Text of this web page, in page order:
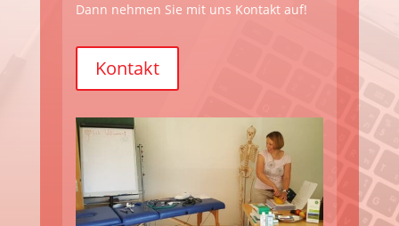
Dann nehmen Sie mit uns Kontakt auf!
Kontakt